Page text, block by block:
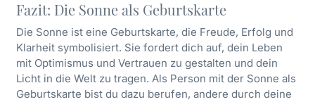
Fazit: Die Sonne als Geburtskarte
Die Sonne ist eine Geburtskarte, die Freude, Erfolg und
Klarheit symbolisiert. Sie fordert dich auf, dein Leben
mit Optimismus und Vertrauen zu gestalten und dein
Licht in die Welt zu tragen. Als Person mit der Sonne als
Geburtskarte bist du dazu berufen, andere durch deine